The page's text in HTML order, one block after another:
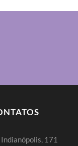
Indianópolis, 171